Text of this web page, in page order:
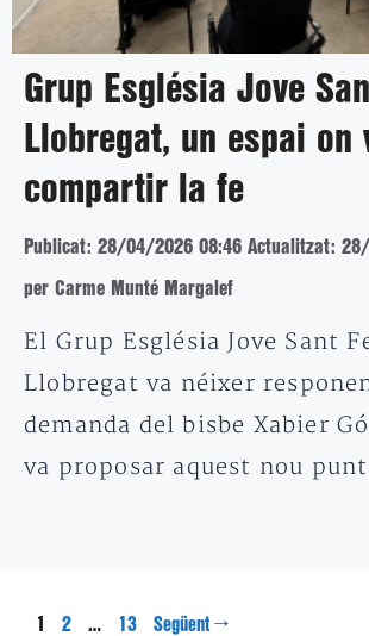
Grup Església Jove
Llobregat, un espai on
compartir la fe
Publicat: 28/04/2026 08:46 Actualitzat:
per Carme Munté Margalef
El Grup Església Jove Sant
Llobregat va néixer
demanda del bisbe Xabier
va proposar aquest nou
Pàgina
1 Pàgina
2 … Pàgina
13 Següent →